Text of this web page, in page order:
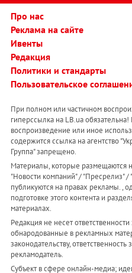
Про нас
Реклама на сайте
Ивенты
Редакция
Политики и стандарты
Пользовательское
При полном или частичном
гиперссылка на LB.ua
воспроизведение или иное
содержится ссылка на агентство
Группа" запрещено.
Материалы, которые размещаются
"Новости компаний" / "Пресрелиз"
публикуются на правах рекламы. ,
подготовке этого контента и
материалах.
Редакция не несет
обнародованные в рекламных
законодательству,
рекламодатель.
Субъект в сфере онлайн-медиа;